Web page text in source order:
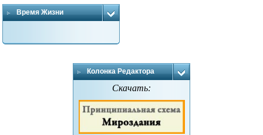
Время Жизни
Колонка Редактора
Скачать: